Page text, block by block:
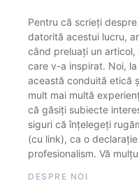
Pentru că scrieți
datorită acestui lucru,
când preluați un
care v-a inspirat. Noi,
această conduită etică
mult mai multă
că găsiți subiecte
siguri că înțelegeți
(cu link), ca o
profesionalism. Vă
DESPRE NOI